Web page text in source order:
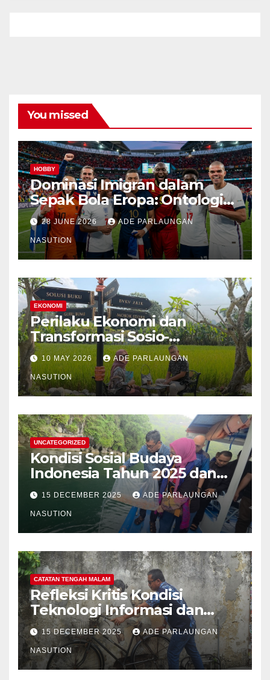
You missed
HOBBY
Dominasi Imigran dalam
Sepak Bola Eropa: Ontologi
Sejarah, Mekanisme
Transmisi, Kondisi
Kontemporer, dan Pemetaan
Spasial Etnis
28 JUNE 2026 ADE PARLAUNGAN
NASUTION
EKONOMI
Perilaku Ekonomi dan
Transformasi Sosio-
Struktural Masyarakat Agraris
Sumatera Utara: Analisis
Komparatif Sektor
Perkebunan Kelapa Sawit,
Tanaman Palawija, dan Hasil
Hutan Bukan Kayu
10 MAY 2026 ADE PARLAUNGAN
NASUTION
UNCATEGORIZED
Kondisi Sosial Budaya
Indonesia Tahun 2025 dan
Proyeksi Strategis Tahun
2026
15 DECEMBER 2025 ADE PARLAUNGAN
NASUTION
CATATAN TENGAH MALAM
Refleksi Kritis Kondisi
Teknologi Informasi dan
Internet Indonesia Tahun
2025 dan Proyeksi Strategis
Tahun 2026: Menavigasi Era
Konektivitas, AI, dan
15 DECEMBER 2025 ADE PARLAUNGAN
NASUTION